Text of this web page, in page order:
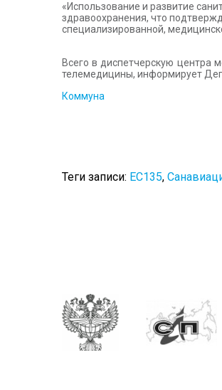
«Использование и развитие
здравоохранения, что
специализированной,
Всего в диспетчерскую центра
телемедицины, информирует
Коммуна
Теги записи: ЕС135,